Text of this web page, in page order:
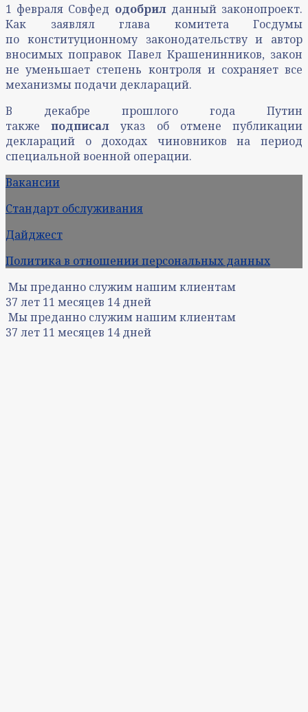
1 февраля Совфед одобрилданный законопроект.
Как заявлял глава комитета Госдумы
по конституционному законодательству и автор
вносимых поправок Павел Крашенинников, закон
не уменьшает степень контроля и сохраняет все
механизмы подачи деклараций.
В декабре прошлого года Путин
такжеподписал указ об отмене публикации
деклараций о доходах чиновников на период
специальной военной операции.
Вакансии
Стандарт обслуживания
Дайджест
Политика в отношении персональных данных
Мы преданно служим нашим клиентам
37 лет 11 месяцев 14дней
Мы преданно служим нашим клиентам
37 лет 11 месяцев 14дней